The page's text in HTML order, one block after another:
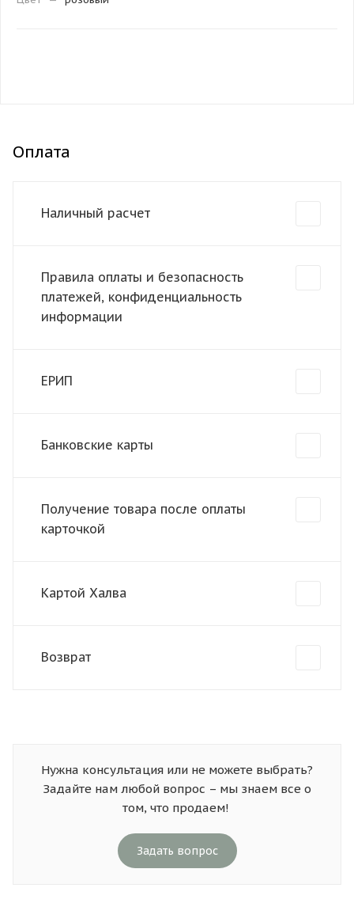
Оплата
Наличный расчет
Правила оплаты и безопасность
платежей, конфиденциальность
информации
ЕРИП
Банковские карты
Получение товара после оплаты
карточкой
Картой Халва
Возврат
Нужна консультация или не можете выбрать?
Задайте нам любой вопрос – мы знаем все о
том, что продаем!
Задать вопрос